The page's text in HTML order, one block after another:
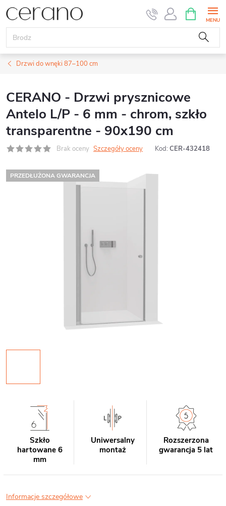
Przejść
do
treści
KOSZYK
Drzwi do wnęki 87–100 cm
CERANO - Drzwi prysznicowe
Antelo L/P - 6 mm - chrom, szkło
transparentne - 90x190 cm
Brak oceny Szczegóły oceny Kod: CER-432418
PRZEDŁUŻONA GWARANCJA
Szkło
hartowane 6
mm
Uniwersalny
montaż
Rozszerzona
gwarancja 5 lat
Informacje szczegółowe